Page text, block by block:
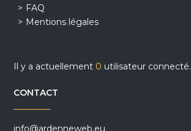
FAQ
Mentions légales
Il y a actuellement 0 utilisateur connecté.
CONTACT
info@ardenneweb.eu